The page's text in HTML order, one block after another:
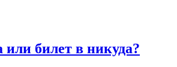
билет в никуда?